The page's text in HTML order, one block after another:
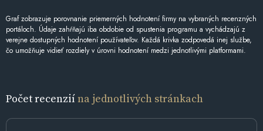
Graf zobrazuje porovnanie priemerných hodnotení firmy na vybraných recenzných
portáloch. Údaje zahŕňajú iba obdobie od spustenia programu a vychádzajú z
verejne dostupných hodnotení používateľov. Každá krivka zodpovedá inej službe,
čo umožňuje vidieť rozdiely v úrovni hodnotení medzi jednotlivými platformami.
Počet recenziína jednotlivých stránkach